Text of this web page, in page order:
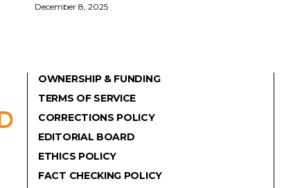
December 8, 2025
OWNERSHIP & FUNDING
TERMS OF SERVICE
CORRECTIONS POLICY
EDITORIAL BOARD
ETHICS POLICY
FACT CHECKING POLICY